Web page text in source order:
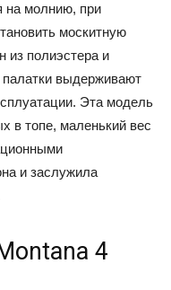
на молнию, при
москитную
из полиэстера и
палатки выдерживают
Эта модель
в топе, маленький вес
и заслужила
4